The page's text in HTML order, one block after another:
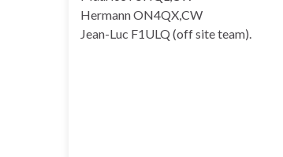
Hermann ON4QX,CW
Jean-Luc F1ULQ (off site team).